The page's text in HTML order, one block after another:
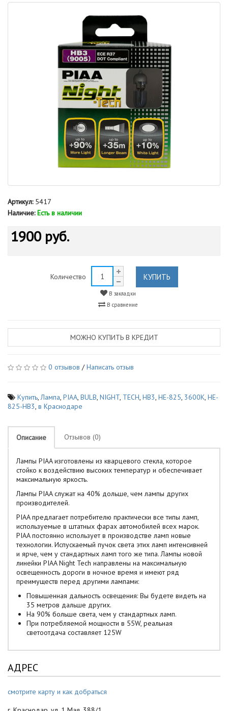
Артикул:5417
Наличие: Есть в наличии
1900 руб.
Количество КУПИТЬ
В закладки
В сравнение
МОЖНО КУПИТЬ В КРЕДИТ
0 отзывов /Написать отзыв
Купить,Лампа, PIAA, BULB, NIGHT, TECH, HB3, HE-825, 3600K, HE-
825-HB3, в Краснодаре
Описание Отзывов (0)
Лампы PIAA изготовлены из кварцевого стекла, которое
стойко к воздействию высоких температур и обеспечивает
максимальную яркость.
Лампы PIAA служат на 40% дольше, чем лампы других
производителей.
PIAA предлагает потребителю практически все типы ламп,
используемые в штатных фарах автомобилей всех марок.
PIAA постоянно использует в производстве ламп новые
технологии. Испускаемый пучок света этих ламп интенсивней
и ярче, чем у стандартных ламп того же типа. Лампы новой
линейки PIAA Night Tech направлены на максимальную
освещенность дороги в ночное время и имеют ряд
преимуществ перед другими лампами:
Повышенная дальность освещения: Вы будете видеть на
35 метров дальше других.
На 90% больше света, чем у стандартных ламп.
При потребляемой мощности в 55W, реальная
светоотдача составляет 125W
АДРЕС
смотрите карту и как добраться